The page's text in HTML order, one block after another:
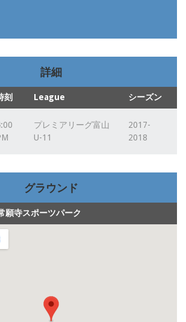
詳細
刻 League シーズン
プレミアリーグ富山
U-11
2017-
2018
グラウンド
願寺スポーツパーク